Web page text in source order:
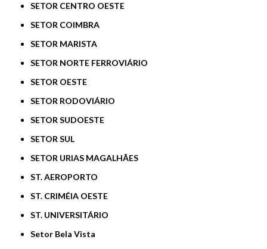
SETOR CENTRO OESTE
SETOR COIMBRA
SETOR MARISTA
SETOR NORTE FERROVIÁRIO
SETOR OESTE
SETOR RODOVIÁRIO
SETOR SUDOESTE
SETOR SUL
SETOR URIAS MAGALHÃES
ST. AEROPORTO
ST. CRIMÉIA OESTE
ST. UNIVERSITÁRIO
Setor Bela Vista